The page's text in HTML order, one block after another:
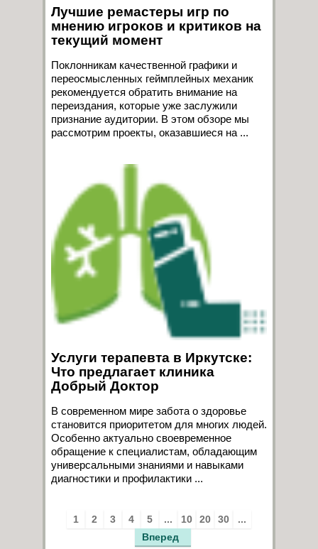
Лучшие ремастеры игр по
мнению игроков и критиков на
текущий момент
Поклонникам качественной графики и
переосмысленных геймплейных механик
рекомендуется обратить внимание на
переиздания, которые уже заслужили
признание аудитории. В этом обзоре мы
рассмотрим проекты, оказавшиеся на ...
Услуги терапевта в Иркутске:
Что предлагает клиника
Добрый Доктор
В современном мире забота о здоровье
становится приоритетом для многих людей.
Особенно актуально своевременное
обращение к специалистам, обладающим
универсальными знаниями и навыками
диагностики и профилактики ...
1 2 3 4 5 ... 10 20 30
...
Вперед